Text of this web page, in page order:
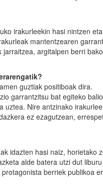
irakurleekin hasi nintzen eta
mantentzearen
argitalpen berri
guztiak positiboak dira.
garrantzitsu bat egiteko
uztea. Nire antzinako
ez ezagutzean,
idazten hasi naiz, horietako
alde batera utzi dut liburu
berriek publikoa